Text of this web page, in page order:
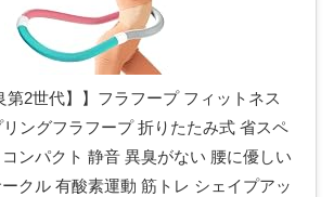
第2世代】】フラフープ フィットネス
ングフラフープ 折りたたみ式 省スペ
ンパクト 静音 異臭がない 腰に優しい
クル 有酸素運動 筋トレ シェイプアッ